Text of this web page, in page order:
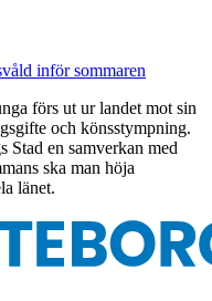
inför sommaren
förs ut ur landet mot sin
och könsstympning.
Stad en samverkan med
ska man höja
länet.